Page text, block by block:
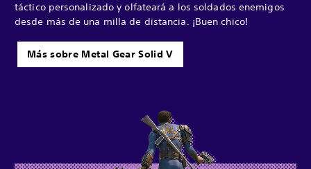
táctico personalizado y olfateará a los soldados enemigos
desde más de una milla de distancia. ¡Buen chico!
Más sobre Metal Gear Solid V